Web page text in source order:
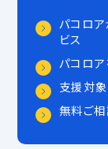
パコロ
ビス
パコロア
支援対
無料ご